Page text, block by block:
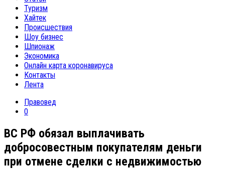
Туризм
Хайтек
Происшествия
Шоу бизнес
Шпионаж
Экономика
Онлайн карта коронавируса
Контакты
Лента
Правовед
0
ВС РФ обязал выплачивать
добросовестным покупателям деньги
при отмене сделки с недвижимостью